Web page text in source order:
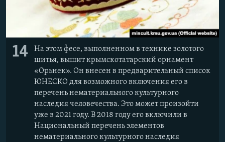
14
На этом фесе, выполненном в технике золотого
шитья, вышит крымскотатарский орнамент
«Орьнек». Он внесен в предварительный список
ЮНЕСКО для возможного включения его в
перечень нематериального культурного
наследия человечества. Это может произойти
уже в 2021 году. В 2018 году его включили в
Национальный перечень элементов
нематериального культурного наследия